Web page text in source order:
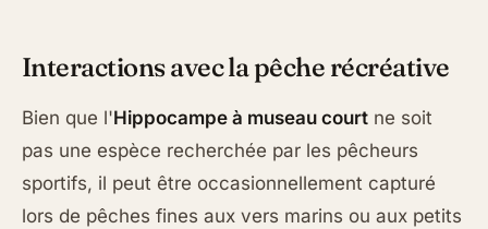
Interactions avec la pêche récréative
Bien que l'Hippocampe à museau court ne soit
pas une espèce recherchée par les pêcheurs
sportifs, il peut être occasionnellement capturé
lors de pêches fines aux vers marins ou aux petits